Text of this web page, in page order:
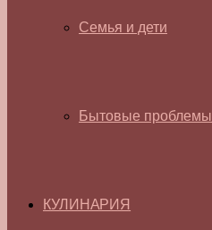
Семья и дети
Бытовые проблемы
КУЛИНАРИЯ